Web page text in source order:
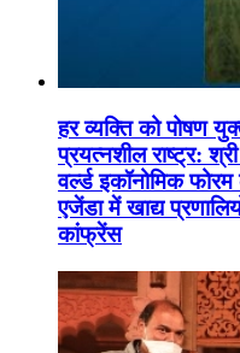
हर व्यक्ति को पोषण
प्रयत्नशील राष्ट्र:
वर्ल्ड इकॉनोमिक
एजेंडा में खाद्य
कांफ्रेंस